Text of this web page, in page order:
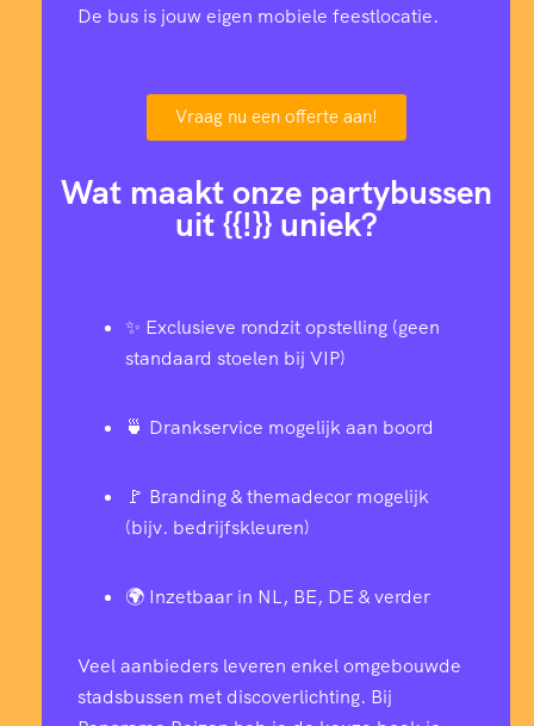
De bus is jouw eigen mobiele feestlocatie.
Vraag nu een offerte aan!
Wat maakt onze partybussen
uit {{!}} uniek?
✨ Exclusieve rondzit opstelling (geen
standaard stoelen bij VIP)
🍵 Drankservice mogelijk aan boord
🚩 Branding & themadecor mogelijk
(bijv. bedrijfskleuren)
🌍 Inzetbaar in NL, BE, DE & verder
Veel aanbieders leveren enkel omgebouwde
stadsbussen met discoverlichting. Bij